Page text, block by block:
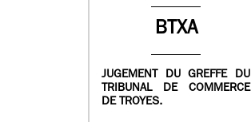
BTXA
JUGEMENT DU GREFFE DU
TRIBUNAL DE COMMERCE
DE TROYES.